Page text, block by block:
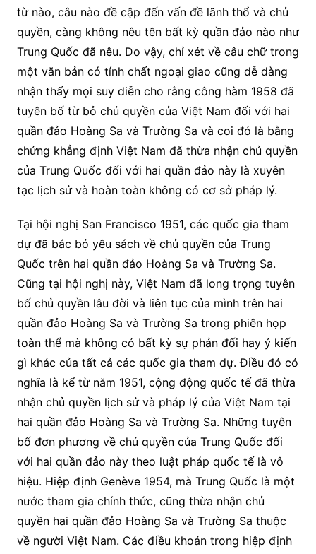
từ nào, câu nào đề cập đến vấn đề lãnh thổ và chủ
quyền, càng không nêu tên bất kỳ quần đảo nào như
Trung Quốc đã nêu. Do vậy, chỉ xét về câu chữ trong
một văn bản có tính chất ngoại giao cũng dễ dàng
nhận thấy mọi suy diễn cho rằng công hàm 1958 đã
tuyên bố từ bỏ chủ quyền của Việt Nam đối với hai
quần đảo Hoàng Sa và Trường Sa và coi đó là bằng
chứng khẳng định Việt Nam đã thừa nhận chủ quyền
của Trung Quốc đối với hai quần đảo này là xuyên
tạc lịch sử và hoàn toàn không có cơ sở pháp lý.
Tại hội nghị San Francisco 1951, các quốc gia tham
dự đã bác bỏ yêu sách về chủ quyền của Trung
Quốc trên hai quần đảo Hoàng Sa và Trường Sa.
Cũng tại hội nghị này, Việt Nam đã long trọng tuyên
bố chủ quyền lâu đời và liên tục của mình trên hai
quần đảo Hoàng Sa và Trường Sa trong phiên họp
toàn thể mà không có bất kỳ sự phản đối hay ý kiến
gì khác của tất cả các quốc gia tham dự. Điều đó có
nghĩa là kể từ năm 1951, cộng động quốc tế đã thừa
nhận chủ quyền lịch sử và pháp lý của Việt Nam tại
hai quần đảo Hoàng Sa và Trường Sa. Những tuyên
bố đơn phương về chủ quyền của Trung Quốc đối
với hai quần đảo này theo luật pháp quốc tế là vô
hiệu. Hiệp định Genève 1954, mà Trung Quốc là một
nước tham gia chính thức, cũng thừa nhận chủ
quyền hai quần đảo Hoàng Sa và Trường Sa thuộc
về người Việt Nam. Các điều khoản trong hiệp định